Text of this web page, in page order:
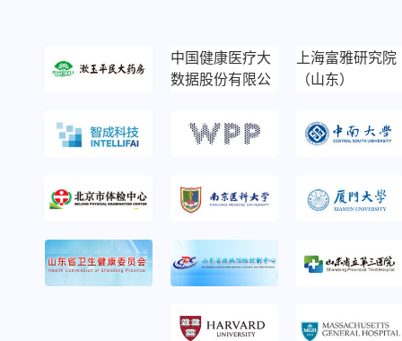
中国健康医疗大
数据股份有限公
上海富雅研究院
（山东）